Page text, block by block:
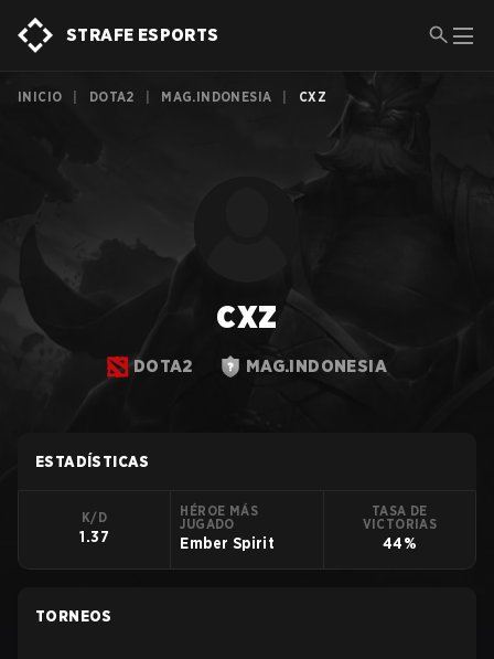
STRAFE ESPORTS
INICIO DOTA2 MAG.INDONESIA CXZ
cxz
DOTA2 MAG.INDONESIA
ESTADÍSTICAS
K/D
1.37
HÉROE MÁS
JUGADO
Ember Spirit
TASA DE
VICTORIAS
44%
TORNEOS